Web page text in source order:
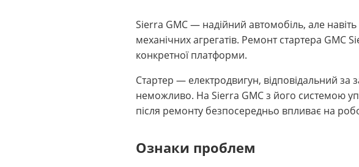
Sierra GMC — надійний автомобіль, але
механічних агрегатів. Ремонт стартера
конкретної платформи.
Стартер — електродвигун, відповідальний за
неможливо. На Sierra GMC з його системою
після ремонту безпосередньо впливає на
Ознаки проблем